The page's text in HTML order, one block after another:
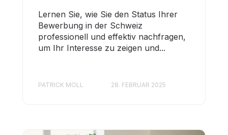
Lernen Sie, wie Sie den Status Ihrer
Bewerbung in der Schweiz
professionell und effektiv nachfragen,
um Ihr Interesse zu zeigen und...
PATRICK MOLL 28. FEBRUAR 2025